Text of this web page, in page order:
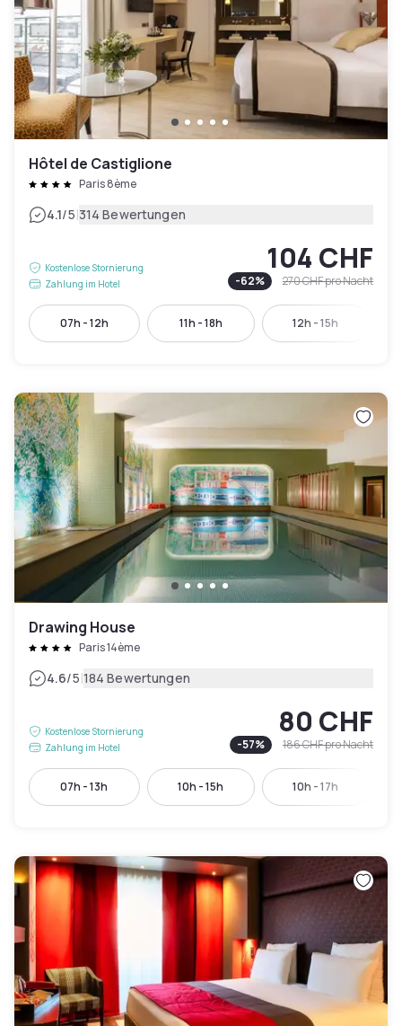
Hôtel de Castiglione
Paris 8ème
4.1/5|314 Bewertungen
Kostenlose Stornierung
Zahlung im Hotel
104 CHF
-62% 270 CHFpro Nacht
07h - 12h 11h - 18h 12h - 15h
Drawing House
Paris 14ème
4.6/5|184 Bewertungen
Kostenlose Stornierung
Zahlung im Hotel
80 CHF
-57% 186 CHFpro Nacht
07h - 13h 10h - 15h 10h - 17h